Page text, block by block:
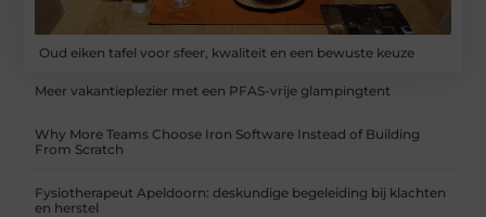
Oud eiken tafel voor sfeer, kwaliteit en een bewuste keuze
Meer vakantieplezier met een PFAS-vrije glampingtent
Why More Teams Choose Iron Software Instead of Building
From Scratch
Fysiotherapeut Apeldoorn: deskundige begeleiding bij klachten
en herstel